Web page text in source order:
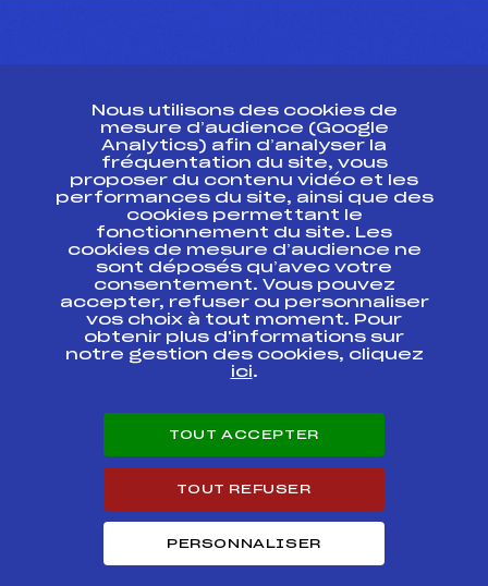
Ressources
Pass’Neige
Projet sportif fédéral
Projet de performance fédéral
Antidopage
Pôle Développement, Formation, Suivi
Scientifique
Listes ministérielles
Pôle vie de l’athlète
Enseignement professionnel
Carrières
Nous utilisons des cookies de
mesure d’audience (Google
Analytics) afin d’analyser la
fréquentation du site, vous
proposer du contenu vidéo et les
performances du site, ainsi que des
cookies permettant le
fonctionnement du site. Les
cookies de mesure d’audience ne
sont déposés qu’avec votre
consentement. Vous pouvez
accepter, refuser ou personnaliser
vos choix à tout moment. Pour
obtenir plus d'informations sur
notre gestion des cookies, cliquez
ici.
TOUT ACCEPTER
TOUT REFUSER
PERSONNALISER